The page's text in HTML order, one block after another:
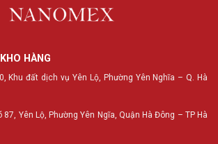
HÀNG
Khu đất dịch vụ Yên Lộ, Phường Yên Nghĩa – Q. Hà
87, Yên Lộ, Phường Yên Ngĩa, Quận Hà Đông – TP Hà